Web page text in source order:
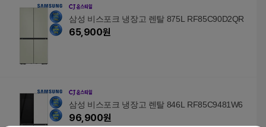
삼성 비스포크 냉장고 렌탈 875L RF85C90D2QR
65,900원
삼성 비스포크 냉장고 렌탈 846L RF85C9481W6
96,900원